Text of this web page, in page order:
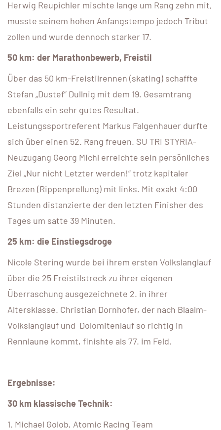
Herwig Reupichler mischte lange um Rang zehn mit,
musste seinem hohen Anfangstempo jedoch Tribut
zollen und wurde dennoch starker 17.
50 km: der Marathonbewerb, Freistil
Über das 50 km-Freistilrennen (skating) schaffte
Stefan „Dustef“ Dullnig mit dem 19. Gesamtrang
ebenfalls ein sehr gutes Resultat.
Leistungssportreferent Markus Falgenhauer durfte
sich über einen 52. Rang freuen. SU TRI STYRIA-
Neuzugang Georg Michl erreichte sein persönliches
Ziel „Nur nicht Letzter werden!“ trotz kapitaler
Brezen (Rippenprellung) mit links. Mit exakt 4:00
Stunden distanzierte der den letzten Finisher des
Tages um satte 39 Minuten.
25 km: die Einstiegsdroge
Nicole Stering wurde bei ihrem ersten Volkslanglauf
über die 25 Freistilstreck zu ihrer eigenen
Überraschung ausgezeichnete 2. in ihrer
Altersklasse. Christian Dornhofer, der nach Blaalm-
Volkslanglauf und Dolomitenlauf so richtig in
Rennlaune kommt, finishte als 77. im Feld.
Ergebnisse:
30 km klassische Technik:
1. Michael Golob, Atomic Racing Team